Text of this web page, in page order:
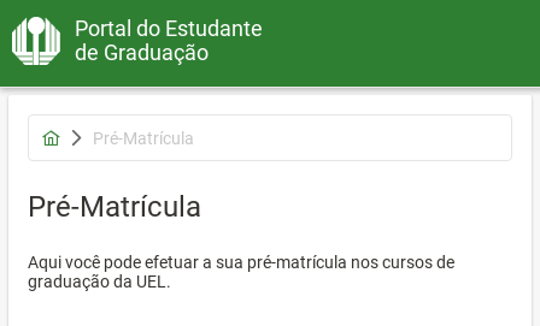
Portal do Estudante
de Graduação
Pré-Matrícula
Pré-Matrícula
Aqui você pode efetuar a sua pré-matrícula nos cursos de
graduação da UEL.